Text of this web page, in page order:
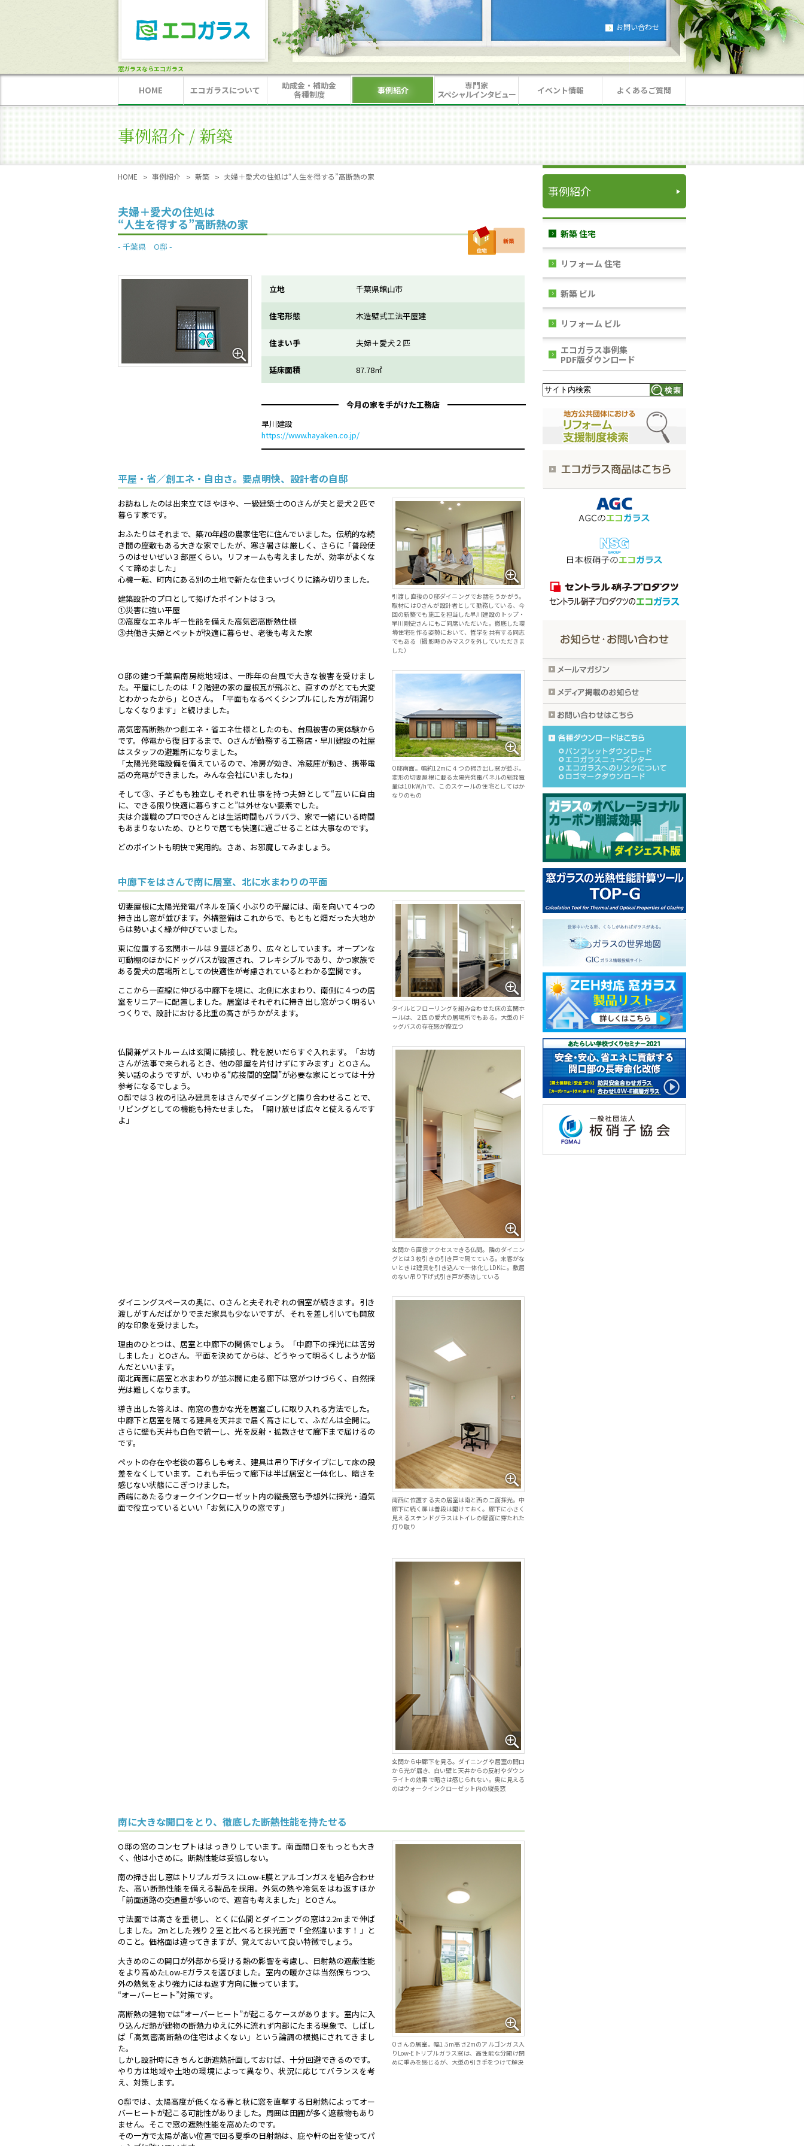
窓ガラスならエコガラス
お問い合わせ
HOME エコガラスについて 助成金・補助金
各種制度 事例紹介 専門家
スペシャルインタビュー イベント情報 よくあるご質問
事例紹介 / 新築
HOME 事例紹介 新築 夫婦＋愛犬の住処は“人生を得する”高断熱の家
夫婦＋愛犬の住処は
“人生を得する”高断熱の家
千葉県 O邸
立地 千葉県館山市
住宅形態 木造壁式工法平屋建
住まい手 夫婦＋愛犬２匹
延床面積 87.78㎡
今月の家を手がけた工務店
早川建設
https://www.hayaken.co.jp/
平屋・省／創エネ・自由さ。要点明快、設計者の自邸
お訪ねしたのは出来立てほやほや、一級建築士のOさんが夫と愛犬２匹で
暮らす家です。
おふたりはそれまで、築70年超の農家住宅に住んでいました。伝統的な続
き間の座敷もある大きな家でしたが、寒さ暑さは厳しく、さらに「普段使
うのはせいぜい３部屋くらい。リフォームも考えましたが、効率がよくな
くて諦めました」
心機一転、町内にある別の土地で新たな住まいづくりに踏み切りました。
建築設計のプロとして掲げたポイントは３つ。
①災害に強い平屋
②高度なエネルギー性能を備えた高気密高断熱仕様
③共働き夫婦とペットが快適に暮らせ、老後も考えた家
引渡し直後のO邸ダイニングでお話をうかがう。
取材にはOさんが設計者として勤務している、今
回の新築でも施工を担当した早川建設のトップ・
早川剛史さんにもご同席いただいた。徹底した環
境住宅を作る姿勢において、哲学を共有する同志
でもある（撮影時のみマスクを外していただきま
した）
O邸の建つ千葉県南房総地域は、一昨年の台風で大きな被害を受けまし
た。平屋にしたのは「２階建の家の屋根瓦が飛ぶと、直すのがとても大変
とわかったから」とOさん。「平面もなるべくシンプルにした方が雨漏り
しなくなります」と続けました。
高気密高断熱かつ創エネ・省エネ仕様としたのも、台風被害の実体験から
です。停電から復旧するまで、Oさんが勤務する工務店・早川建設の社屋
はスタッフの避難所になりました。
「太陽光発電設備を備えているので、冷房が効き、冷蔵庫が動き、携帯電
話の充電ができました。みんな会社にいましたね」
そして③、子どもも独立しそれぞれ仕事を持つ夫婦として“互いに自由
に、できる限り快適に暮らすこと”は外せない要素でした。
夫は介護職のプロでOさんとは生活時間もバラバラ、家で一緒にいる時間
もあまりないため、ひとりで居ても快適に過ごせることは大事なのです。
どのポイントも明快で実用的。さあ、お邪魔してみましょう。
O邸南面。幅約12mに４つの掃き出し窓が並ぶ。
変形の切妻屋根に載る太陽光発電パネルの総発電
量は10kW/hで、このスケールの住宅としてはか
なりのもの
中廊下をはさんで南に居室、北に水まわりの平面
切妻屋根に太陽光発電パネルを頂く小ぶりの平屋には、南を向いて４つの
掃き出し窓が並びます。外構整備はこれからで、もともと畑だった大地か
らは勢いよく緑が伸びていました。
東に位置する玄関ホールは９畳ほどあり、広々としています。オープンな
可動棚のほかにドッグバスが設置され、フレキシブルであり、かつ家族で
ある愛犬の居場所としての快適性が考慮されているとわかる空間です。
ここから一直線に伸びる中廊下を境に、北側に水まわり、南側に４つの居
室をリニアーに配置しました。居室はそれぞれに掃き出し窓がつく明るい
つくりで、設計における比重の高さがうかがえます。
タイルとフローリングを組み合わせた床の玄関ホ
ールは、２匹の愛犬の居場所でもある。大型のド
ッグバスの存在感が際立つ
仏間兼ゲストルームは玄関に隣接し、靴を脱いだらすぐ入れます。「お坊
さんが法事で来られるとき、他の部屋を片付けずにすみます」とOさん。
笑い話のようですが、いわゆる“応接間的空間”が必要な家にとっては十分
参考になるでしょう。
O邸では３枚の引込み建具をはさんでダイニングと隣り合わせることで、
リビングとしての機能も持たせました。「開け放せば広々と使えるんです
よ」
玄関から直接アクセスできる仏間。隣のダイニン
グとは３枚引きの引き戸で隔てている。来客がな
いときは建具を引き込んで一体化しLDKに。敷居
のない吊り下げ式引き戸が奏功している
ダイニングスペースの奥に、Oさんと夫それぞれの個室が続きます。引き
渡しがすんだばかりでまだ家具も少ないですが、それを差し引いても開放
的な印象を受けました。
理由のひとつは、居室と中廊下の関係でしょう。「中廊下の採光には苦労
しました」とOさん。平面を決めてからは、どうやって明るくしようか悩
んだといいます。
南北両面に居室と水まわりが並ぶ間に走る廊下は窓がつけづらく、自然採
光は難しくなります。
導き出した答えは、南窓の豊かな光を居室ごしに取り入れる方法でした。
中廊下と居室を隔てる建具を天井まで届く高さにして、ふだんは全開に。
さらに壁も天井も白色で統一し、光を反射・拡散させて廊下まで届けるの
です。
ペットの存在や老後の暮らしも考え、建具は吊り下げタイプにして床の段
差をなくしています。これも手伝って廊下は半ば居室と一体化し、暗さを
感じない状態にこぎつけました。
西端にあたるウォークインクローゼット内の縦長窓も予想外に採光・通気
面で役立っているといい「お気に入りの窓です」
南西に位置する夫の居室は南と西の二面採光。中
廊下に続く扉は普段は開けておく。廊下に小さく
見えるステンドグラスはトイレの壁面に穿たれた
灯り取り
玄関から中廊下を見る。ダイニングや居室の開口
から光が届き、白い壁と天井からの反射やダウン
ライトの効果で暗さは感じられない。奥に見える
のはウォークインクローゼット内の縦長窓
南に大きな開口をとり、徹底した断熱性能を持たせる
O邸の窓のコンセプトははっきりしています。南面開口をもっとも大き
く、他は小さめに。断熱性能は妥協しない。
南の掃き出し窓はトリプルガラスにLow-E膜とアルゴンガスを組み合わせ
た、高い断熱性能を備える製品を採用。外気の熱や冷気をはね返すほか
「前面道路の交通量が多いので、遮音も考えました」とOさん。
寸法面では高さを重視し、とくに仏間とダイニングの窓は2.2mまで伸ば
しました。2mとした残り２室と比べると採光面で「全然違います！」と
のこと。価格面は違ってきますが、覚えておいて良い特徴でしょう。
大きめのこの開口が外部から受ける熱の影響を考慮し、日射熱の遮蔽性能
をより高めたLow-Eガラスを選びました。室内の暖かさは当然保ちつつ、
外の熱気をより強力にはね返す方向に振っています。
“オーバーヒート”対策です。
高断熱の建物では“オーバーヒート”が起こるケースがあります。室内に入
り込んだ熱が建物の断熱力ゆえに外に流れず内部にたまる現象で、しばし
ば「高気密高断熱の住宅はよくない」という論調の根拠にされてきまし
た。
しかし設計時にきちんと断遮熱計画しておけば、十分回避できるのです。
やり方は地域や土地の環境によって異なり、状況に応じてバランスを考
え、対策します。
O邸では、太陽高度が低くなる春と秋に窓を直撃する日射熱によってオー
バーヒートが起こる可能性がありました。周囲は田圃が多く遮蔽物もあり
ません。そこで窓の遮熱性能を高めたのです。
その一方で太陽が高い位置で回る夏季の日射熱は、庇や軒の出を使ってパ
Oさんの居室。幅1.5m高さ2mのアルゴンガス入
りLow-Eトリプルガラス窓は、高性能な分開け閉
めに重みを感じるが、大型の引き手をつけて解決
事例紹介
新築 住宅
リフォーム 住宅
新築 ビル
リフォーム ビル
エコガラス事例集
PDF版ダウンロード